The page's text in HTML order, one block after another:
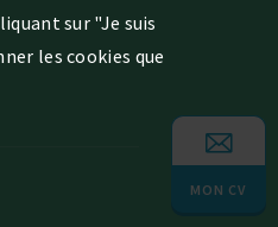
sur "Je suis
les cookies que
MON CV